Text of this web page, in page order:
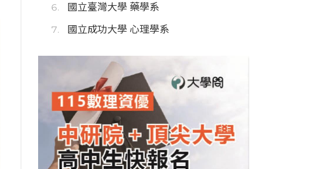
國立臺灣大學 藥學系
國立成功大學 心理學系